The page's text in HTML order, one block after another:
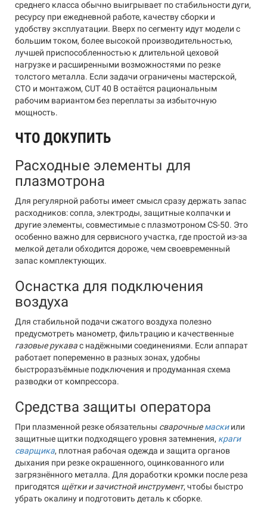
среднего класса обычно выигрывает по стабильности дуги,
ресурсу при ежедневной работе, качеству сборки и
удобству эксплуатации. Вверх по сегменту идут модели с
большим током, более высокой производительностью,
лучшей приспособленностью к длительной цеховой
нагрузке и расширенными возможностями по резке
толстого металла. Если задачи ограничены мастерской,
СТО и монтажом, CUT 40 B остаётся рациональным
рабочим вариантом без переплаты за избыточную
мощность.
ЧТО ДОКУПИТЬ
Расходные элементы для
плазмотрона
Для регулярной работы имеет смысл сразу держать запас
расходников: сопла, электроды, защитные колпачки и
другие элементы, совместимые с плазмотроном CS-50. Это
особенно важно для сервисного участка, где простой из-за
мелкой детали обходится дороже, чем своевременный
запас комплектующих.
Оснастка для подключения
воздуха
Для стабильной подачи сжатого воздуха полезно
предусмотреть манометр, фильтрацию и качественные
газовые рукавас надёжными соединениями. Если аппарат
работает попеременно в разных зонах, удобны
быстроразъёмные подключения и продуманная схема
разводки от компрессора.
Средства защиты оператора
При плазменной резке обязательны сварочныемаскиили
защитные щитки подходящего уровня затемнения, краги
сварщика, плотная рабочая одежда и защита органов
дыхания при резке окрашенного, оцинкованного или
загрязнённого металла. Для доработки кромки после реза
пригодятся щётки и зачистной инструмент, чтобы быстро
убрать окалину и подготовить деталь к сборке.